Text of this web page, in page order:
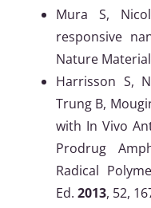
Mura S,
responsive
Nature
Harrisson S,
Trung B,
with In Vivo
Prodrug
Radical
Ed. 2013, 52,